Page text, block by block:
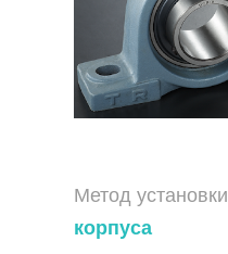
Метод установки
корпуса